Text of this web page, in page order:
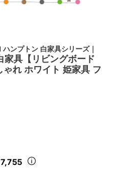
ンプトン 白家具シリーズ｜
家具【リビングボード
れ ホワイト 姫家具 フ
7,755